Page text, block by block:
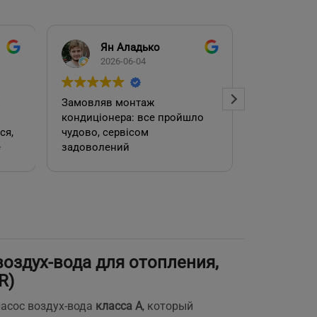
Ян Аладько
2026-06-04
Замовляв монтаж
кондиціонера: все пройшло
чудово, сервісом
задоволений
вода для отопления,
воздух-вода класса A, который